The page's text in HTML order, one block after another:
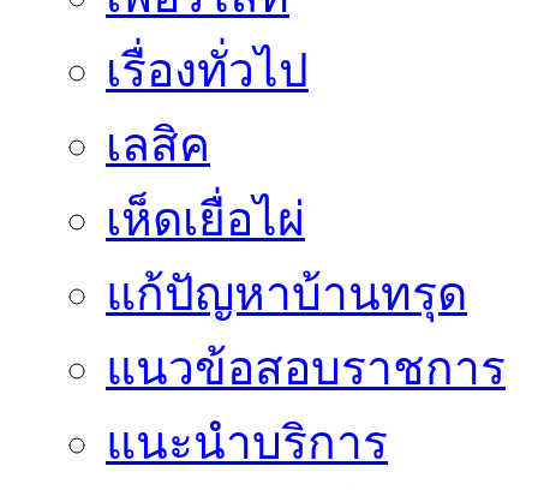
เรื่องทั่วไป
เลสิค
เห็ดเยื่อไผ่
แก้ปัญหาบ้านทรุด
แนวข้อสอบราชการ
แนะนำบริการ